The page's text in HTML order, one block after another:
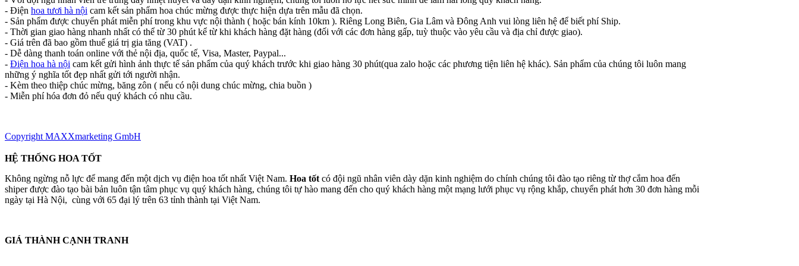
- Điện hoa tươi hà nội cam kết sản phẩm hoa chúc mừng được thực hiện dựa trên mẫu đã chọn.
- Sản phẩm được chuyển phát miễn phí trong khu vực nội thành ( hoặc bán kính 10km ). Riêng Long Biên, Gia Lâm và Đông Anh vui lòng liên hệ để biết phí Ship.
- Thời gian giao hàng nhanh nhất có thể từ 30 phút kể từ khi khách hàng đặt hàng (đối với các đơn hàng gấp, tuỳ thuộc vào yêu cầu và địa chỉ được giao).
- Giá trên đã bao gồm thuế giá trị gia tăng (VAT) .
- Dễ dàng thanh toán online với thẻ nội địa, quốc tế, Visa, Master, Paypal...
- Điện hoa hà nội cam kết gửi hình ảnh thực tế sản phẩm của quý khách trước khi giao hàng 30 phút(qua zalo hoặc các phương tiện liên hệ khác). Sản phẩm của chúng tôi luôn mang
những ý nghĩa tốt đẹp nhất gửi tới người nhận.
- Kèm theo thiệp chúc mừng, băng zôn ( nếu có nội dung chúc mừng, chia buồn )
- Miễn phí hóa đơn đỏ nếu quý khách có nhu cầu.
Copyright MAXXmarketing GmbH
HỆ THỐNG HOA TỐT
Không ngừng nỗ lực để mang đến một dịch vụ điện hoa tốt nhất Việt Nam. Hoa tốt có đội ngũ nhân viên dày dặn kinh nghiệm do chính chúng tôi đào tạo riêng từ thợ cắm hoa đến
shiper được đào tạo bài bản luôn tận tâm phục vụ quý khách hàng, chúng tôi tự hào mang đến cho quý khách hàng một mạng lưới phục vụ rộng khắp, chuyển phát hơn 30 đơn hàng mỗi
ngày tại Hà Nội, cùng với 65 đại lý trên 63 tỉnh thành tại Việt Nam.
GIÁ THÀNH CẠNH TRANH